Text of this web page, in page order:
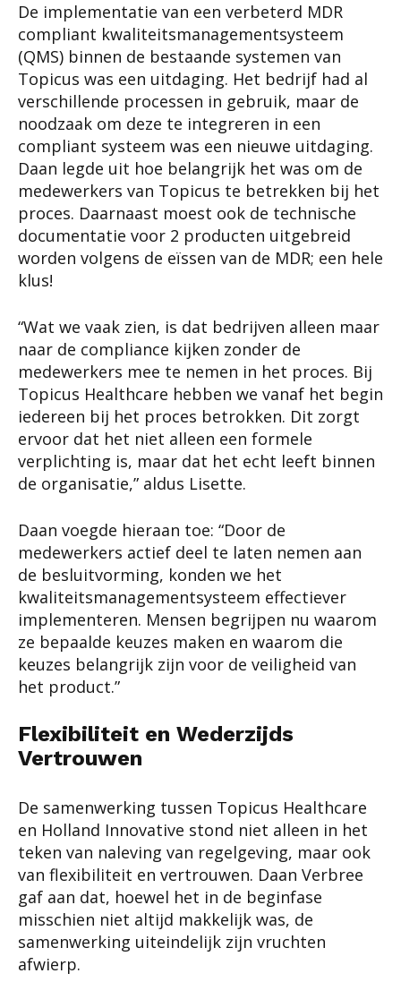
De implementatie van een verbeterd MDR
compliant kwaliteitsmanagementsysteem
(QMS) binnen de bestaande systemen van
Topicus was een uitdaging. Het bedrijf had al
verschillende processen in gebruik, maar de
noodzaak om deze te integreren in een
compliant systeem was een nieuwe uitdaging.
Daan legde uit hoe belangrijk het was om de
medewerkers van Topicus te betrekken bij het
proces. Daarnaast moest ook de technische
documentatie voor 2 producten uitgebreid
worden volgens de eïssen van de MDR; een hele
klus!
“Wat we vaak zien, is dat bedrijven alleen maar
naar de compliance kijken zonder de
medewerkers mee te nemen in het proces. Bij
Topicus Healthcare hebben we vanaf het begin
iedereen bij het proces betrokken. Dit zorgt
ervoor dat het niet alleen een formele
verplichting is, maar dat het echt leeft binnen
de organisatie,” aldus Lisette.
Daan voegde hieraan toe: “Door de
medewerkers actief deel te laten nemen aan
de besluitvorming, konden we het
kwaliteitsmanagementsysteem effectiever
implementeren. Mensen begrijpen nu waarom
ze bepaalde keuzes maken en waarom die
keuzes belangrijk zijn voor de veiligheid van
het product.”
Flexibiliteit en Wederzijds
Vertrouwen
De samenwerking tussen Topicus Healthcare
en Holland Innovative stond niet alleen in het
teken van naleving van regelgeving, maar ook
van flexibiliteit en vertrouwen. Daan Verbree
gaf aan dat, hoewel het in de beginfase
misschien niet altijd makkelijk was, de
samenwerking uiteindelijk zijn vruchten
afwierp.